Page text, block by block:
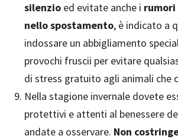
silenzio ed evitate anche i
nello spostamento, è indicato a
indossare un abbigliamento
provochi fruscii per evitare
di stress gratuito agli animali che
Nella stagione invernale dovete
protettivi e attenti al benessere
andate a osservare. Non